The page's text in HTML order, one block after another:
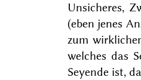
Unsicheres,
(eben jenes
zum
welches das
Seyende ist,